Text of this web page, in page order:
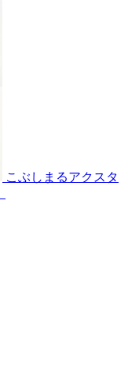
こぶしまるアクスタ